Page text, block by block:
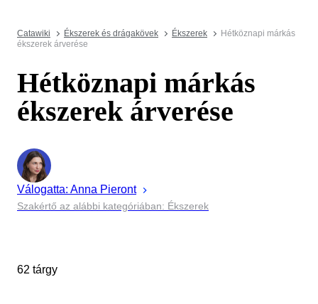
Catawiki Ékszerek és drágakövek Ékszerek
Hétköznapi márkás
ékszerek árverése
Hétköznapi márkás
ékszerek árverése
Válogatta: Anna Pieront
Szakértő az alábbi kategóriában: Ékszerek
62 tárgy